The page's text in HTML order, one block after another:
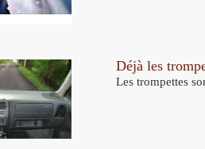
Déjà les
Les trompettes